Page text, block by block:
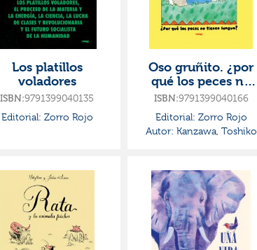
Los platillos
voladores
ISBN:9791399040135
Editorial: Zorro Rojo
Oso gruñito. ¿por
qué los peces no
tienen lengua?
ISBN:9791399040166
Editorial: Zorro Rojo
Autor: Kanzawa, Toshiko